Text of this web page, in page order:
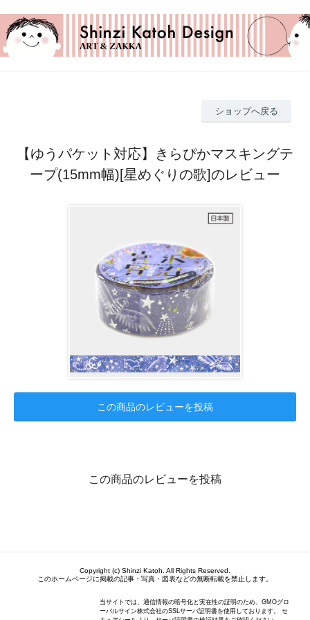
ショップへ戻る
【ゆうパケット対応】きらぴかマスキングテ
ープ(15mm幅)[星めぐりの歌]のレビュー
この商品のレビューを投稿
この商品のレビューを投稿
Copyright (c) Shinzi Katoh. All Rights Reserved.
このホームページに掲載の記事・写真・図表などの無断転載を禁止します。
当サイトでは、通信情報の暗号化と実在性の証明のため、GMOグロ
ーバルサイン株式会社のSSLサーバ証明書を使用しております。 セ